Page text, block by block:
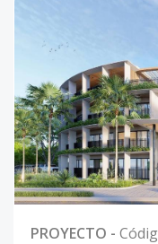
PROYECTO -